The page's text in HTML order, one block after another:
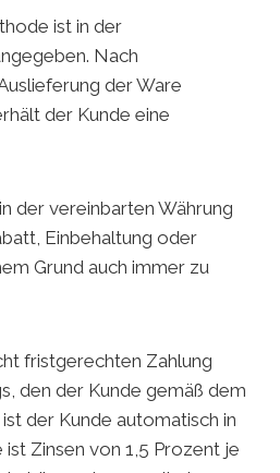
ist in der
Nach
der Ware
der Kunde eine
der vereinbarten Währung
Einbehaltung oder
Grund auch immer zu
fristgerechten Zahlung
den der Kunde gemäß dem
der Kunde automatisch in
Zinsen von 1,5 Prozent je